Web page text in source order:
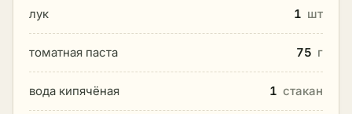
лук 1 шт
томатная паста 75 г
вода кипячёная 1 стакан